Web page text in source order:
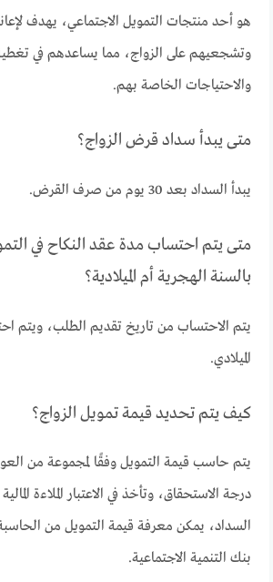
هو أحد منتجات التمويل الاجتماعي، يهدف
وتشجعيهم على الزواج، مما يساعدهم في تغطية
والاحتياجات الخاصة بهم.
متى يبدأ سداد قرض الزواج؟
يبدأ السداد بعد 30 يوم من صرف القرض.
متى يتم احتساب مدة عقد النكاح في
بالسنة الهجرية أم الميلادية؟
يتم الاحتساب من تاريخ تقديم الطلب، ويتم
الميلادي.
كيف يتم تحديد قيمة تمويل الزواج؟
يتم حاسب قيمة التمويل وفقًا لمجموعة من
درجة الاستحقاق، وتأخذ في الاعتبار الملاءة
السداد، يمكن معرفة قيمة التمويل من
بنك التنمية الاجتماعية.